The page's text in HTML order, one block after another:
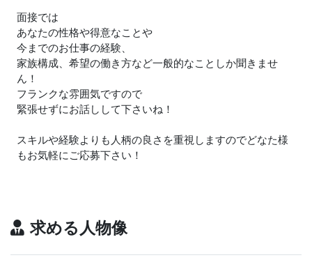
面接では
あなたの性格や得意なことや
今までのお仕事の経験、
家族構成、希望の働き方など一般的なことしか聞きませ
ん！
フランクな雰囲気ですので
緊張せずにお話しして下さいね！
スキルや経験よりも人柄の良さを重視しますのでどなた様
もお気軽にご応募下さい！
求める人物像